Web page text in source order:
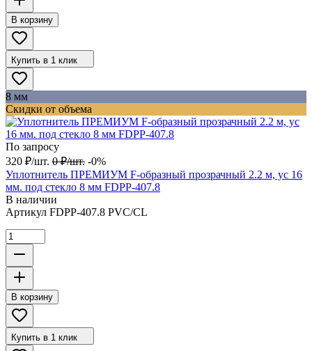
В корзину
Купить в 1 клик
8 мм
Скидки от объема
По запросу
320 ₽/шт. 0 ₽/шт. -0%
Уплотнитель ПРЕМИУМ F-образный прозрачный 2.2 м, ус 16
мм. под стекло 8 мм FDPP-407.8
В наличии
Артикул FDPP-407.8 PVC/CL
В корзину
Купить в 1 клик